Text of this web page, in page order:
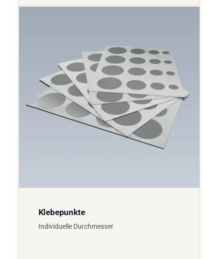
Klebepunkte
Individuelle Durchmesser